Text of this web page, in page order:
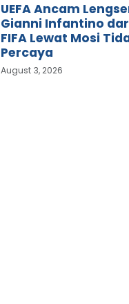
UEFA Ancam
Gianni Infantino
FIFA Lewat Mosi
Percaya
August 3, 2026